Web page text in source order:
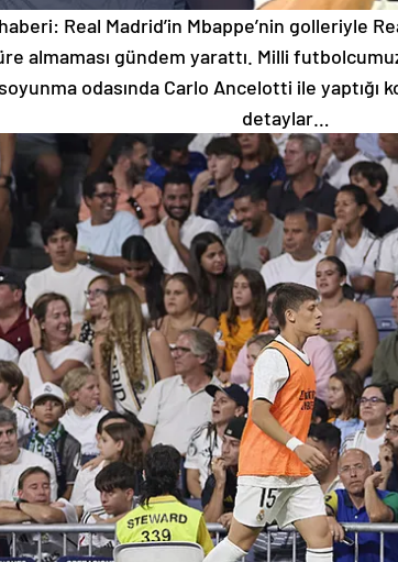
Real Madrid’in Mbappe’nin golleriyle
almaması gündem yarattı. Milli
odasında Carlo Ancelotti ile yaptığı
detaylar…